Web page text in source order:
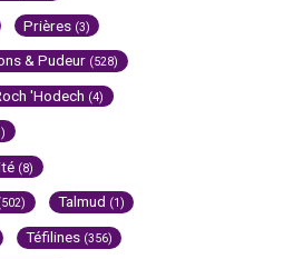
Prières (3)
& Pudeur (528)
'Hodech (4)
(8)
Talmud (1)
Téfilines (356)